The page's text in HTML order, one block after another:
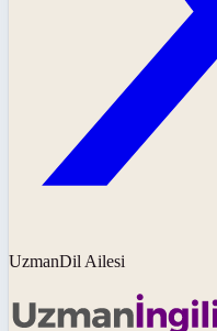
UzmanDil Ailesi